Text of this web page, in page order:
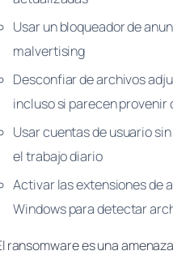
Usar un bloqueador de
malvertising
Desconfiar de archivos
incluso si parecen
Usar cuentas de usuario
el trabajo diario
Activar las extensiones de
Windows para detectar
ransomware es una